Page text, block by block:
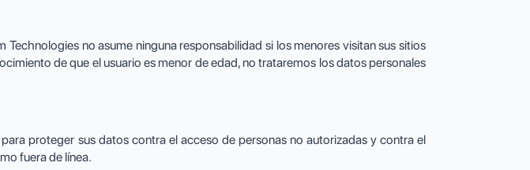
no asume ninguna responsabilidad si los menores visitan sus sitios
de que el usuario es menor de edad, no trataremos los datos personales
proteger sus datos contra el acceso de personas no autorizadas y contra el
fuera de línea.